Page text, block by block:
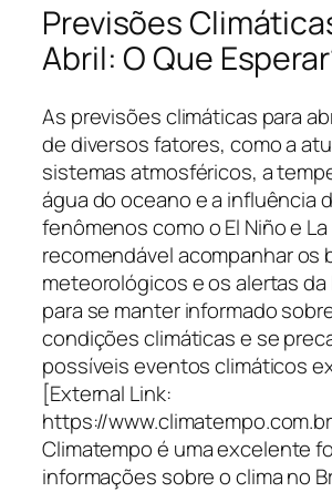
Previsões
Abril: O Que
As previsões climáticas para
de diversos fatores, como a
sistemas atmosféricos, a
água do oceano e a influência
fenômenos como o El Niño e La
recomendável acompanhar os
meteorológicos e os alertas da
para se manter informado
condições climáticas e se
possíveis eventos climáticos
[External Link:
https://
Climatempo é uma excelente
informações sobre o clima no